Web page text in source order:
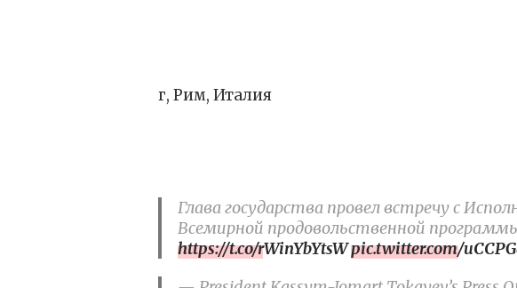
г, Рим, Италия
Глава государства провел встречу с
Всемирной продовольственной
https://t.co/rWinYbYtsWpic.twitter.com/